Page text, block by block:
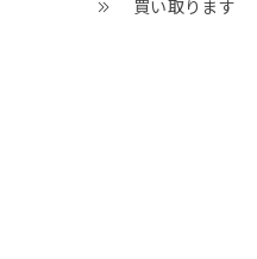
買い取ります